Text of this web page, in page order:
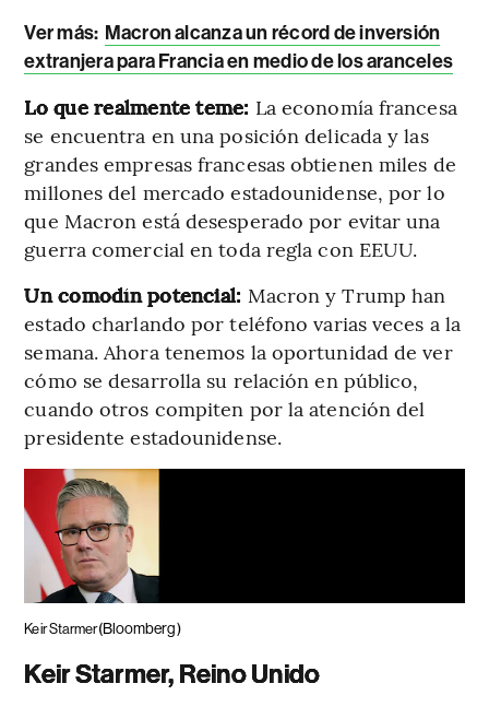
Ver más: Macron alcanza un récord de inversión
extranjera para Francia en medio de los aranceles
Lo que realmente teme: La economía francesa
se encuentra en una posición delicada y las
grandes empresas francesas obtienen miles de
millones del mercado estadounidense, por lo
que Macron está desesperado por evitar una
guerra comercial en toda regla con EEUU.
Un comodín potencial: Macron y Trump han
estado charlando por teléfono varias veces a la
semana. Ahora tenemos la oportunidad de ver
cómo se desarrolla su relación en público,
cuando otros compiten por la atención del
presidente estadounidense.
Keir Starmer(Bloomberg)
Keir Starmer, Reino Unido